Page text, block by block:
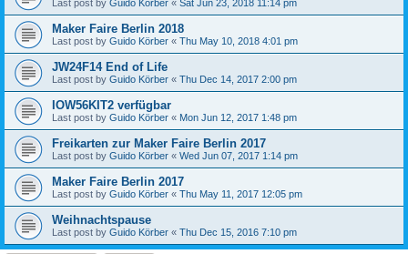
Last post by Guido Körber « Sat Jun 23, 2018 11:14 pm
Maker Faire Berlin 2018
Last post by Guido Körber « Thu May 10, 2018 4:01 pm
JW24F14 End of Life
Last post by Guido Körber « Thu Dec 14, 2017 2:00 pm
IOW56KIT2 verfügbar
Last post by Guido Körber « Mon Jun 12, 2017 1:48 pm
Freikarten zur Maker Faire Berlin 2017
Last post by Guido Körber « Wed Jun 07, 2017 1:14 pm
Maker Faire Berlin 2017
Last post by Guido Körber « Thu May 11, 2017 12:05 pm
Weihnachtspause
Last post by Guido Körber « Thu Dec 15, 2016 7:10 pm